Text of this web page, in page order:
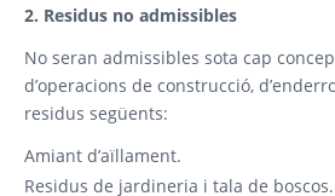
2. Residus no admissibles
No seran admissibles sota cap
d’operacions de construcció,
residus següents:
Amiant d’aïllament.
Residus de jardineria i tala de boscos.